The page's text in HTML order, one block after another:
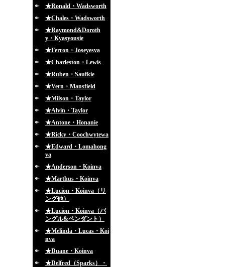
★Ronald・Wadsworth
★Chales・Wadsworth
★Raymond&Doroth
y・Kyasyousie
★Ferron・Joseyesva
★Charleston・Lewis
★Ruben・Saufkie
★Vern・Mansfield
★Milson・Taylor
★Alvin・Taylor
★Antone・Honanie
★Ricky・Coochwytewa
★Edward・Lomahong
va
★Anderson・Koinva
★Marthus・Koinva
★Lucion・Koinva（リ
ング他）
★Lucion・Koinva（バ
ングル&ペンダント）
★Melinda・Lucas・Koi
nva
★Duane・Koinva
★Delfred（Sparks）・